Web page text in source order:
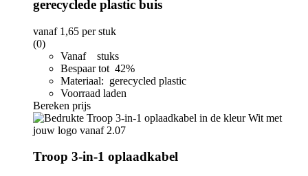
gerecyclede plastic buis
vanaf 1,65 per stuk
(0)
Vanaf stuks
Bespaar tot 42%
Materiaal: gerecycled plastic
Voorraad laden
Bereken prijs
Troop 3-in-1 oplaadkabel